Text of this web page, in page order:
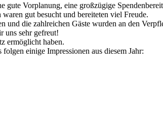
Vorplanung, eine großzügige
gut besucht und bereiteten viel Freude.
die zahlreichen Gäste wurden an den
uns sehr gefreut!
ermöglicht haben.
einige Impressionen aus diesem Jahr: